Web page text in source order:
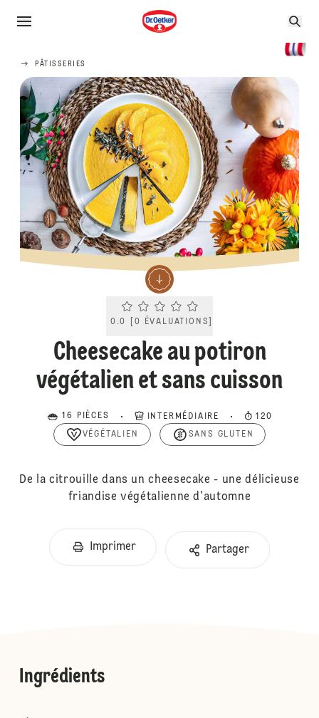
PÂTISSERIES
Current rating 0.0. Click to rate.
0.0 0 ÉVALUATIONS
Cheesecake au potiron
végétalien et sans cuisson
16 PIÈCES INTERMÉDIAIRE 120
VÉGÉTALIEN SANS GLUTEN
De la citrouille dans un cheesecake - une délicieuse
friandise végétalienne d'automne
Imprimer Partager
Ingrédients